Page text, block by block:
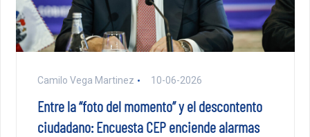
Camilo Vega Martinez 10-06-2026
Entre la “foto del momento” y el descontento
ciudadano: Encuesta CEP enciende alarmas